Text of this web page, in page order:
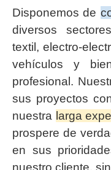
Disponemos de
diversos
textil, electro-
vehículos y
profesional.
sus proyectos
nuestra larga
prospere de
en sus
nuestro cliente,